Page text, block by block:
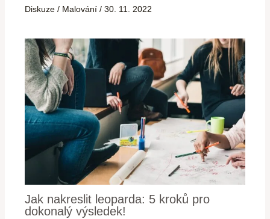
Diskuze / Malování /30. 11. 2022
Jak nakreslit leoparda: 5 kroků pro
dokonalý výsledek!